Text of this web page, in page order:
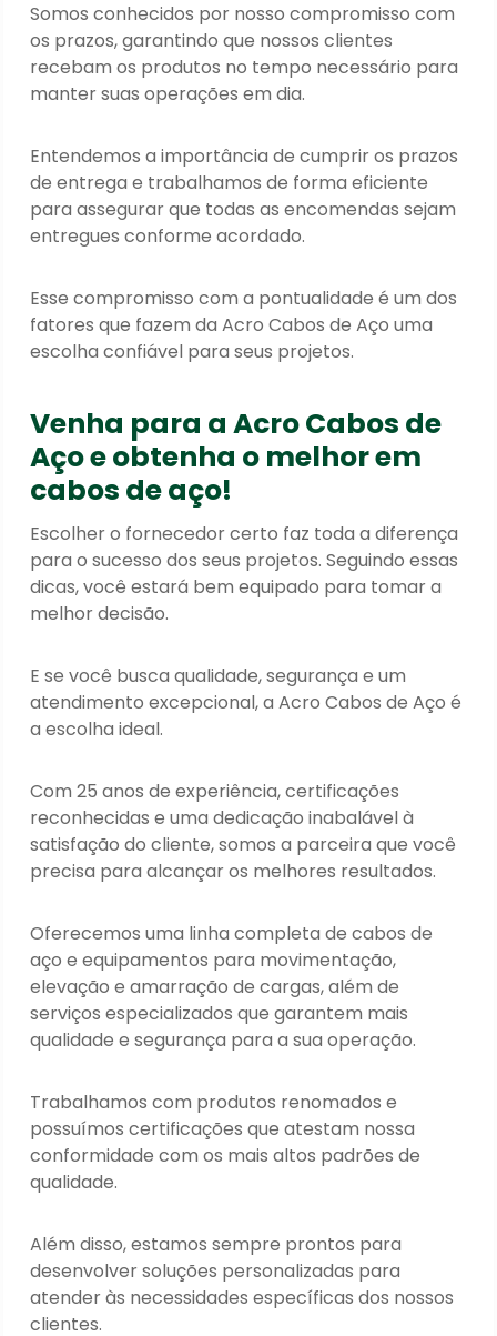
Somos conhecidos por nosso compromisso com
os prazos, garantindo que nossos clientes
recebam os produtos no tempo necessário para
manter suas operações em dia.
Entendemos a importância de cumprir os prazos
de entrega e trabalhamos de forma eficiente
para assegurar que todas as encomendas sejam
entregues conforme acordado.
Esse compromisso com a pontualidade é um dos
fatores que fazem da Acro Cabos de Aço uma
escolha confiável para seus projetos.
Venha para a Acro Cabos de
Aço e obtenha o melhor em
cabos de aço!
Escolher o fornecedor certo faz toda a diferença
para o sucesso dos seus projetos. Seguindo essas
dicas, você estará bem equipado para tomar a
melhor decisão.
E se você busca qualidade, segurança e um
atendimento excepcional, a Acro Cabos de Aço é
a escolha ideal.
Com 25 anos de experiência, certificações
reconhecidas e uma dedicação inabalável à
satisfação do cliente, somos a parceira que você
precisa para alcançar os melhores resultados.
Oferecemos uma linha completa de cabos de
aço e equipamentos para movimentação,
elevação e amarração de cargas, além de
serviços especializados que garantem mais
qualidade e segurança para a sua operação.
Trabalhamos com produtos renomados e
possuímos certificações que atestam nossa
conformidade com os mais altos padrões de
qualidade.
Além disso, estamos sempre prontos para
desenvolver soluções personalizadas para
atender às necessidades específicas dos nossos
clientes.